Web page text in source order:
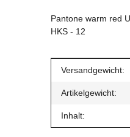
Pantone warm red U
HKS - 12
Wert
Versandgewicht:
Artikelgewicht:
Inhalt: